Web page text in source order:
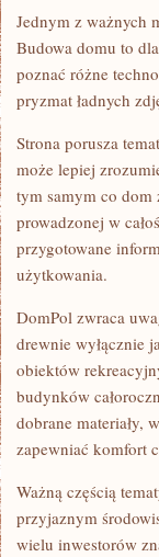
Jednym z ważnych
Budowa domu to
poznać różne
pryzmat ładnych
Strona porusza
może lepiej
tym samym co
prowadzonej w
przygotowane
użytkowania.
DomPol zwraca
drewnie wyłącznie
obiektów
budynków
dobrane materiały,
zapewniać komfort
Ważną częścią
przyjaznym
wielu inwestorów